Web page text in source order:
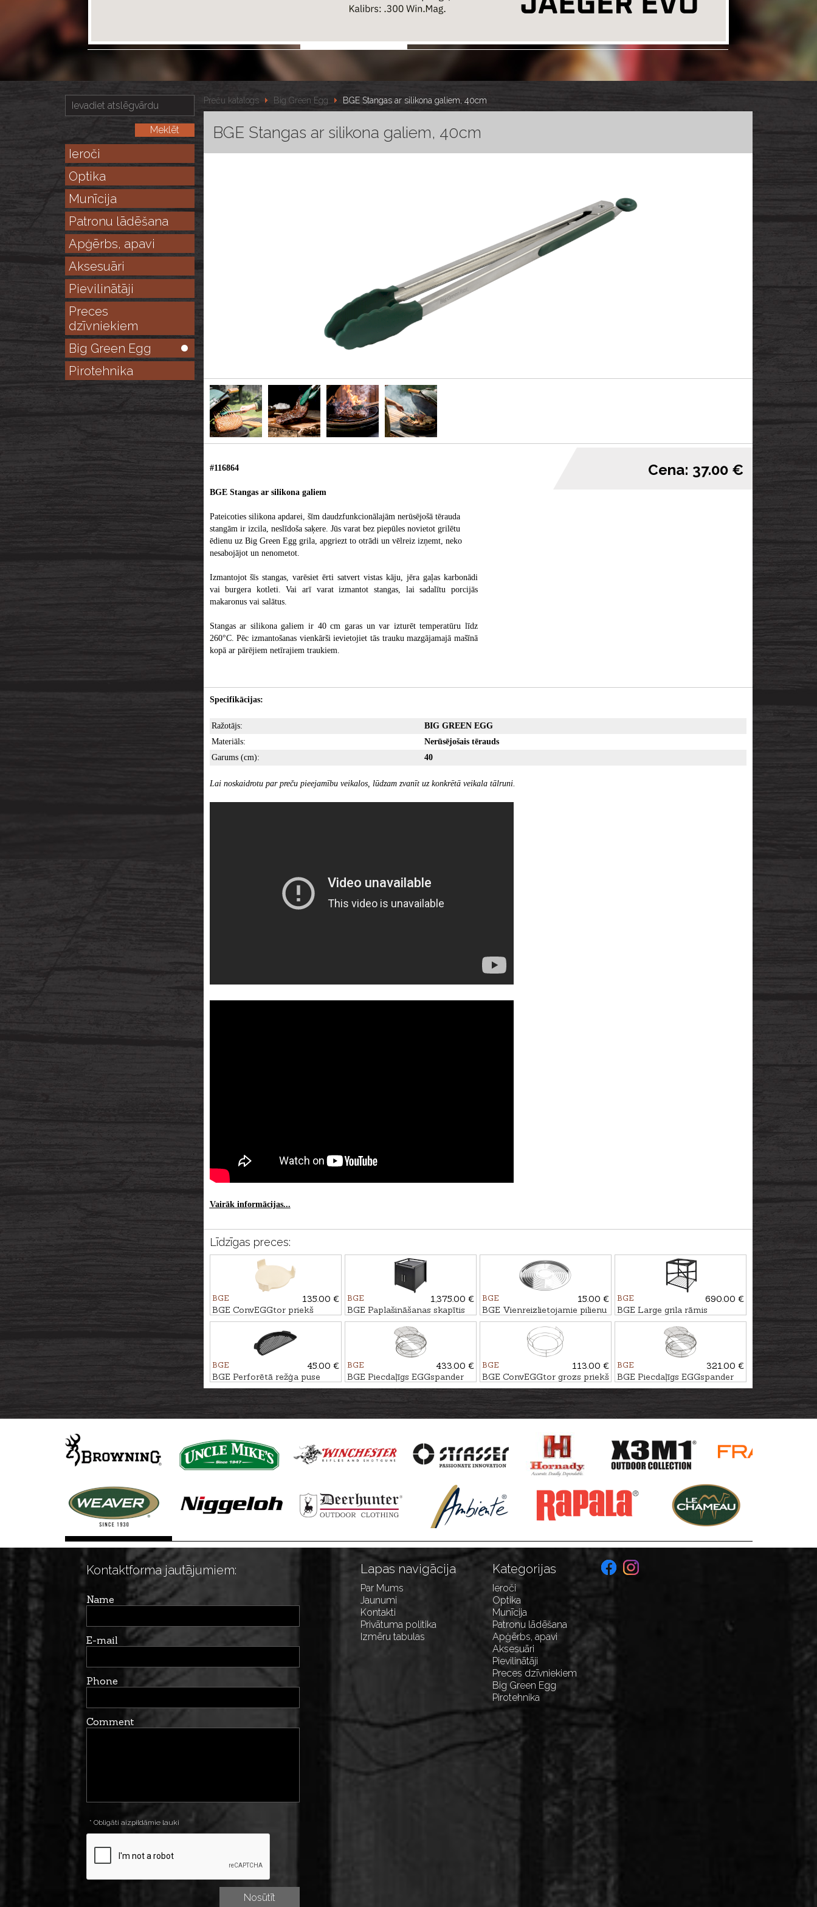
Ieroči
Optika
Munīcija
Patronu lādēšana
Apģērbs, apavi
Aksesuāri
Pievilinātāji
Preces
dzīvniekiem
Big Green Egg
Pirotehnika
Preču katalogs Big Green Egg BGE Stangas ar silikona galiem, 40cm
BGE Stangas ar silikona galiem, 40cm
#116864
BGE Stangas ar silikona galiem
Pateicoties silikona apdarei, šīm daudzfunkcionālajām nerūsējošā tērauda
stangām ir izcila, neslīdoša saķere. Jūs varat bez piepūles novietot grilētu
ēdienu uz Big Green Egg grila, apgriezt to otrādi un vēlreiz izņemt, neko
nesabojājot un nenometot.
Izmantojot šīs stangas, varēsiet ērti satvert vistas kāju, jēra gaļas karbonādi
vai burgera kotleti. Vai arī varat izmantot stangas, lai sadalītu porcijās
makaronus vai salātus.
Stangas ar silikona galiem ir 40 cm garas un var izturēt temperatūru līdz
260°C. Pēc izmantošanas vienkārši ievietojiet tās trauku mazgājamajā mašīnā
kopā ar pārējiem netīrajiem traukiem.
Cena: 37.00 €
Specifikācijas:
Ražotājs:
BIG GREEN EGG
Materiāls:
Nerūsējošais tērauds
Garums (cm):
40
Lai noskaidrotu par preču pieejamību veikalos, lūdzam zvanīt uz konkrētā veikala tālruni.
Vairāk informācijas...
Līdzīgas preces:
BGE
135.00 €
BGE ConvEGGtor priekš
Large grila
BGE
1,375.00 €
BGE Paplašināšanas skapītis
BGE
15.00 €
BGE Vienreizlietojamie pilienu
uztveršanas trauki, 5gb.,
BGE
690.00 €
BGE Large grila rāmis
BGE
45.00 €
BGE Perforētā režģa puse
priekš Large grila
BGE
433.00 €
BGE Piecdaļīgs EGGspander
komplekts priekš XLarge grila
BGE
113.00 €
BGE ConvEGGtor grozs priekš
Large grila
BGE
321.00 €
BGE Piecdaļīgs EGGspander
komplekts priekš Large grila
Kontaktforma jautājumiem:
Name
E-mail
Phone
Comment
* Obligāti aizpildāmie lauki
Lapas navigācija
Par Mums
Jaunumi
Kontakti
Privātuma politika
Izmēru tabulas
Kategorijas
Ieroči
Optika
Munīcija
Patronu lādēšana
Apģērbs, apavi
Aksesuāri
Pievilinātāji
Preces dzīvniekiem
Big Green Egg
Pirotehnika